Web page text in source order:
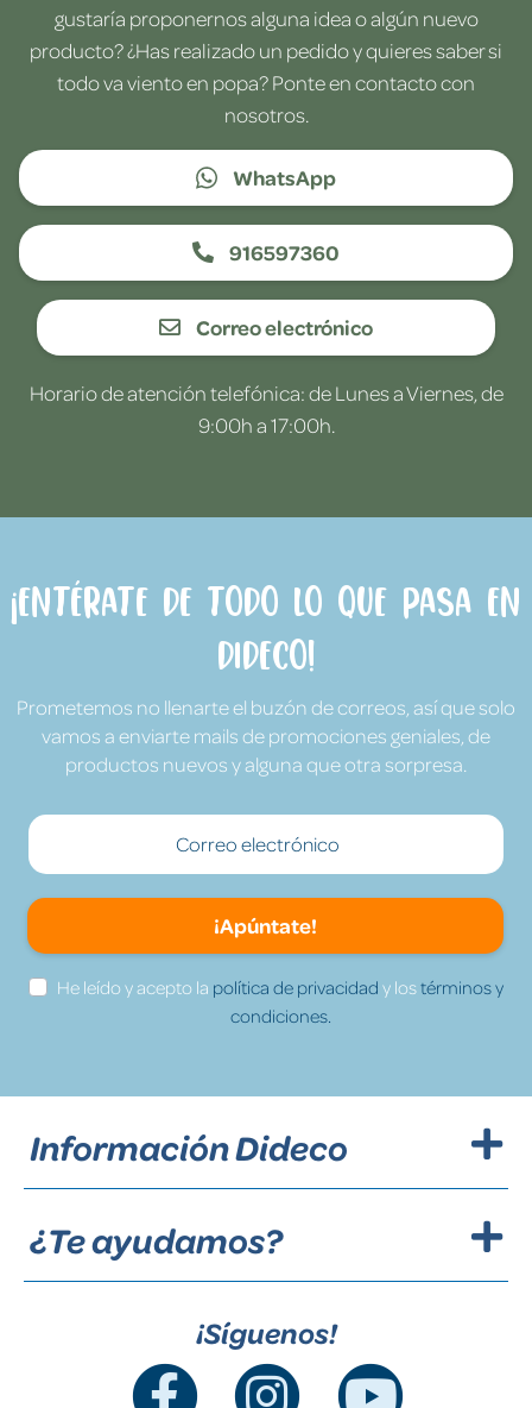
gustaría proponernos alguna idea o algún nuevo
producto? ¿Has realizado un pedido y quieres saber si
todo va viento en popa? Ponte en contacto con
nosotros.
WhatsApp
916597360
Correo electrónico
Horario de atención telefónica: de Lunes a Viernes, de
9:00h a 17:00h.
¡Entérate de todo lo que pasa en
Dideco!
Prometemos no llenarte el buzón de correos, así que solo
vamos a enviarte mails de promociones geniales, de
productos nuevos y alguna que otra sorpresa.
¡Apúntate!
He leído y acepto la política de privacidad y lostérminos y
condiciones.
Información Dideco
¿Te ayudamos?
¡Síguenos!